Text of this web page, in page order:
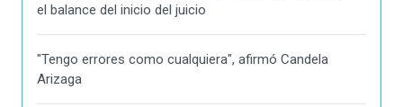
el balance del inicio del juicio
"Tengo errores como cualquiera", afirmó Candela
Arizaga